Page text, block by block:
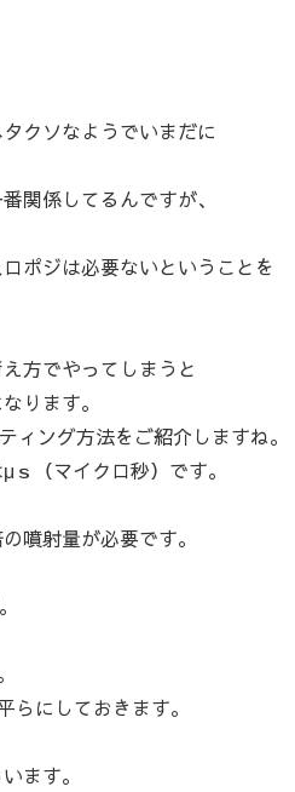
クソなようでいまだに
関係してるんですが、
ポジは必要ないということを
方でやってしまうと
ります。
ング方法をご紹介しますね。
（マイクロ秒）です。
噴射量が必要です。
にしておきます。
ます。